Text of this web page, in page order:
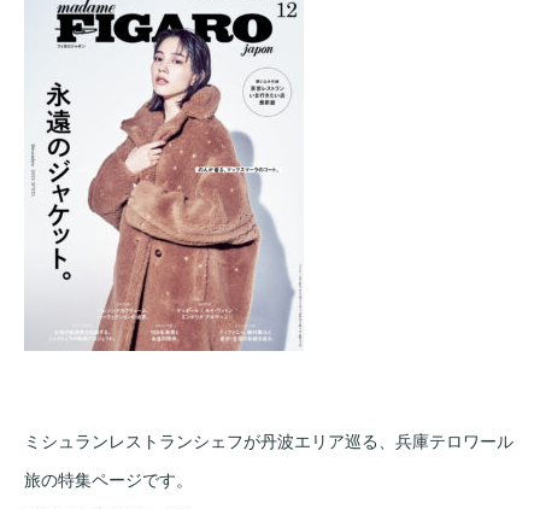
ミシュランレストランシェフが丹波エリア巡る、兵庫テロワール
旅の特集ページです。